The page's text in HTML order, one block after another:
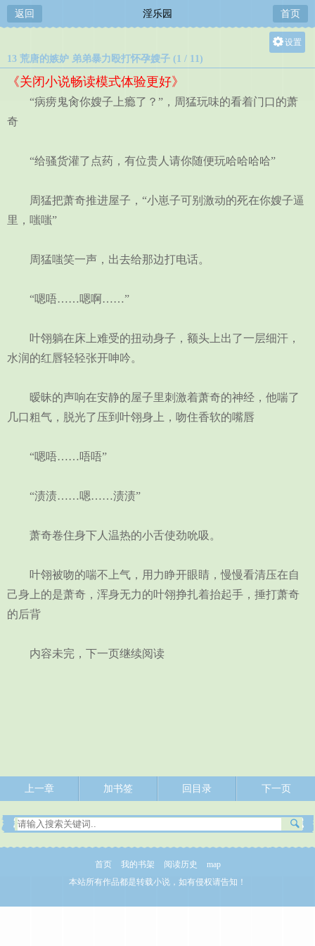
返回 淫乐园 首页
设置
中
13 荒唐的嫉妒 弟弟暴力殴打怀孕嫂子 (1 / 11)
《关闭小说畅读模式体验更好》
“病痨鬼肏你嫂子上瘾了？”，周猛玩味的看着门口的萧
奇
“给骚货灌了点药，有位贵人请你随便玩哈哈哈哈”
周猛把萧奇推进屋子，“小崽子可别激动的死在你嫂子逼
里，嗤嗤”
周猛嗤笑一声，出去给那边打电话。
“嗯唔……嗯啊……”
叶翎躺在床上难受的扭动身子，额头上出了一层细汗，
水润的红唇轻轻张开呻吟。
暧昧的声响在安静的屋子里刺激着萧奇的神经，他喘了
几口粗气，脱光了压到叶翎身上，吻住香软的嘴唇
“嗯唔……唔唔”
“渍渍……嗯……渍渍”
萧奇卷住身下人温热的小舌使劲吮吸。
叶翎被吻的喘不上气，用力睁开眼睛，慢慢看清压在自
己身上的是萧奇，浑身无力的叶翎挣扎着抬起手，捶打萧奇
的后背
内容未完，下一页继续阅读
上一章 加书签 回目录 下一页
首页 我的书架 阅读历史
map
本站所有作品都是转载小说，如有侵权请告知！